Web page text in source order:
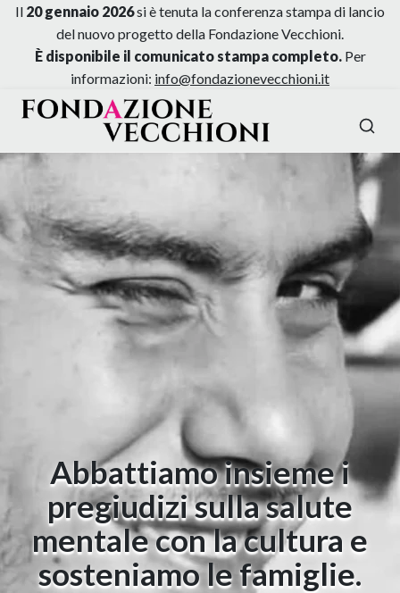
Il 20 gennaio 2026si è tenuta la conferenza stampa di lancio
del nuovo progetto della Fondazione Vecchioni.
È disponibile il comunicato stampa completo.Per
informazioni: info@fondazionevecchioni.it
Abbattiamo insieme i
pregiudizi sulla salute
mentale con la cultura e
sosteniamo le famiglie.